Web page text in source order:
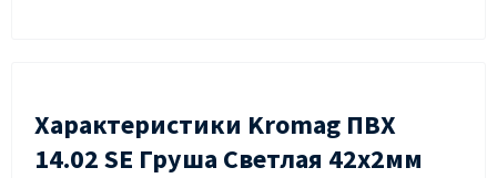
Характеристики Kromag ПВХ
14.02 SЕ Груша Светлая 42х2мм